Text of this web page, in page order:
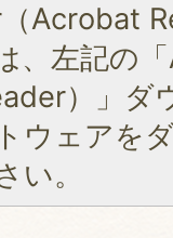
Acrobat
、左記の
）」ダ
ウェアを
い。